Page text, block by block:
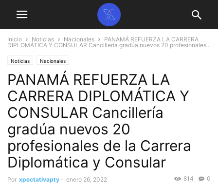
Inicio Noticias Nacionales
PANAMÁ REFUERZA LA CARRERA
DIPLOMÁTICA Y CONSULAR Cancillería gradúa nuevos 20 profesionales...
Noticias Nacionales
PANAMÁ REFUERZA LA
CARRERA DIPLOMÁTICA Y
CONSULAR Cancillería
gradúa nuevos 20
profesionales de la Carrera
Diplomática y Consular
Por xpectativapty - enero 26, 2022 0
814